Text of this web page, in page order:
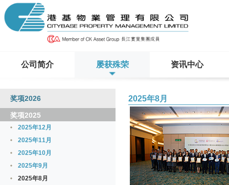
公司简介 屡获殊荣 资讯中心
奖项2026
奖项2025
2025年12月
2025年11月
2025年10月
2025年9月
2025年8月
2025年8月